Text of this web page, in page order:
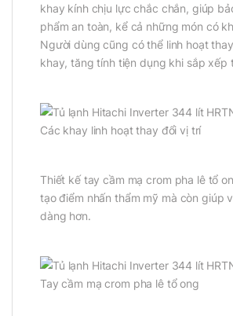
khay kính chịu lực chắc chắn, giúp
phẩm an toàn, kể cả những món có
Người dùng cũng có thể linh hoạt
khay, tăng tính tiện dụng khi sắp xếp
Thiết kế tay cầm mạ crom pha lê tổ
tạo điểm nhấn thẩm mỹ mà còn giúp
dàng hơn.